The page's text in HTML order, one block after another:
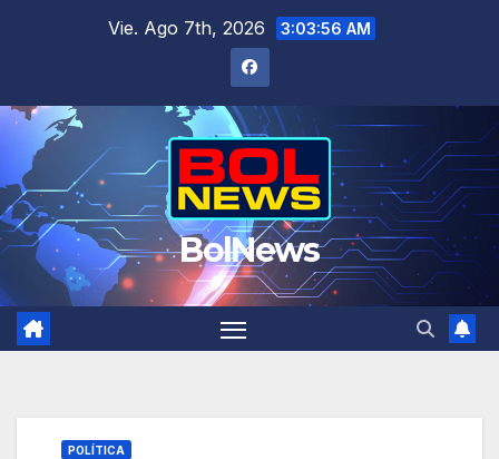
Vie. Ago 7th, 2026 3:03:57 AM
BolNews
POLÍTICA